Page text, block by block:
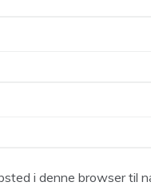
i denne browser til